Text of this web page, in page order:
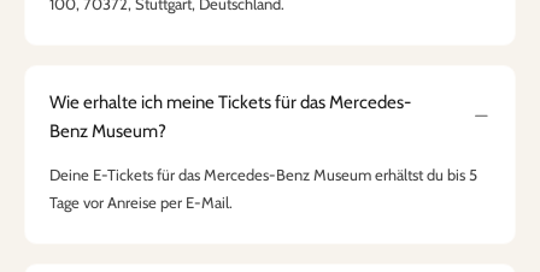
Wie erhalte ich meine Tickets für das Mercedes-
Benz Museum?
Deine E-Tickets für das Mercedes-Benz Museum erhältst du bis 5
Tage vor Anreise per E-Mail.